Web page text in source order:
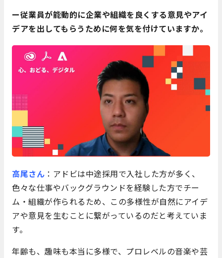
ー従業員が能動的に企業や組織を良くする意見やアイ
デアを出してもらうために何を気を付けていますか。
高尾さん ：アドビは中途採用で入社した方が多く、
色々な仕事やバックグラウンドを経験した方でチー
ム・組織が作られるため、この多様性が自然にアイデ
アや意見を生むことに繋がっているのだと考えていま
す。
年齢も、趣味も本当に多様で、プロレベルの音楽や芸